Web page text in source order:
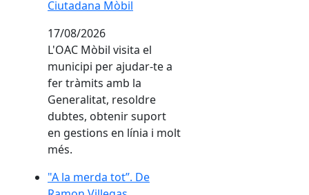
Ciutadana Mòbil
17/08/2026
L'OAC Mòbil visita el
municipi per ajudar-te a
fer tràmits amb la
Generalitat, resoldre
dubtes, obtenir suport
en gestions en línia i molt
més.
"A la merda tot”. De Ramon Villegas
"A la merda tot”. De